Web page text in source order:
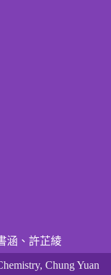
涵、許芷綾
Chung Yuan